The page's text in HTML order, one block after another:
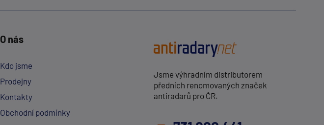
O nás
Kdo jsme
Prodejny
Kontakty
Obchodní podmínky
Jsme výhradním distributorem
předních renomovaných značek
antiradarů pro ČR.